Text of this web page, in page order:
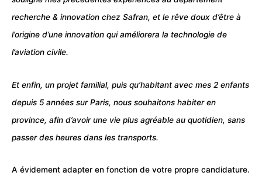
recherche & innovation chez Safran, et le rêve doux d’être à
l’origine d’une innovation qui améliorera la technologie de
l’aviation civile.
Et enfin, un projet familial, puis qu’habitant avec mes 2 enfants
depuis 5 années sur Paris, nous souhaitons habiter en
province, afin d’avoir une vie plus agréable au quotidien, sans
passer des heures dans les transports.
A évidement adapter en fonction de votre propre candidature.